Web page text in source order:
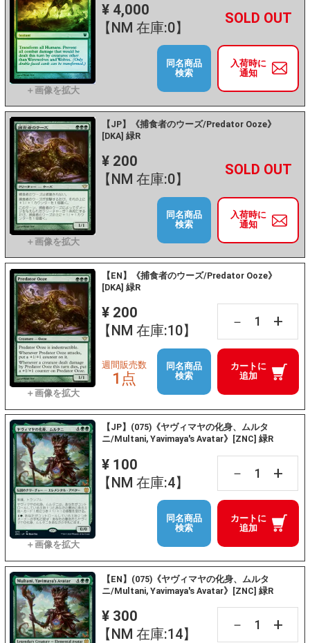
¥ 4,000
【NM 在庫:0】
－ +
入荷時に
通知
同名商品
検索
【JP】《捕食者のウーズ/Predator Ooze》
[DKA] 緑R
¥ 200
【NM 在庫:0】
－ +
入荷時に
通知
同名商品
検索
【EN】《捕食者のウーズ/Predator Ooze》
[DKA] 緑R
¥ 200
【NM 在庫:10】
－ +
カートに
追加
週間販売数
1点
同名商品
検索
【JP】(075)《ヤヴィマヤの化身、ムルタ
ニ/Multani, Yavimaya's Avatar》[ZNC] 緑R
¥ 100
【NM 在庫:4】
－ +
カートに
追加
同名商品
検索
【EN】(075)《ヤヴィマヤの化身、ムルタ
ニ/Multani, Yavimaya's Avatar》[ZNC] 緑R
¥ 300
【NM 在庫:14】
－ +